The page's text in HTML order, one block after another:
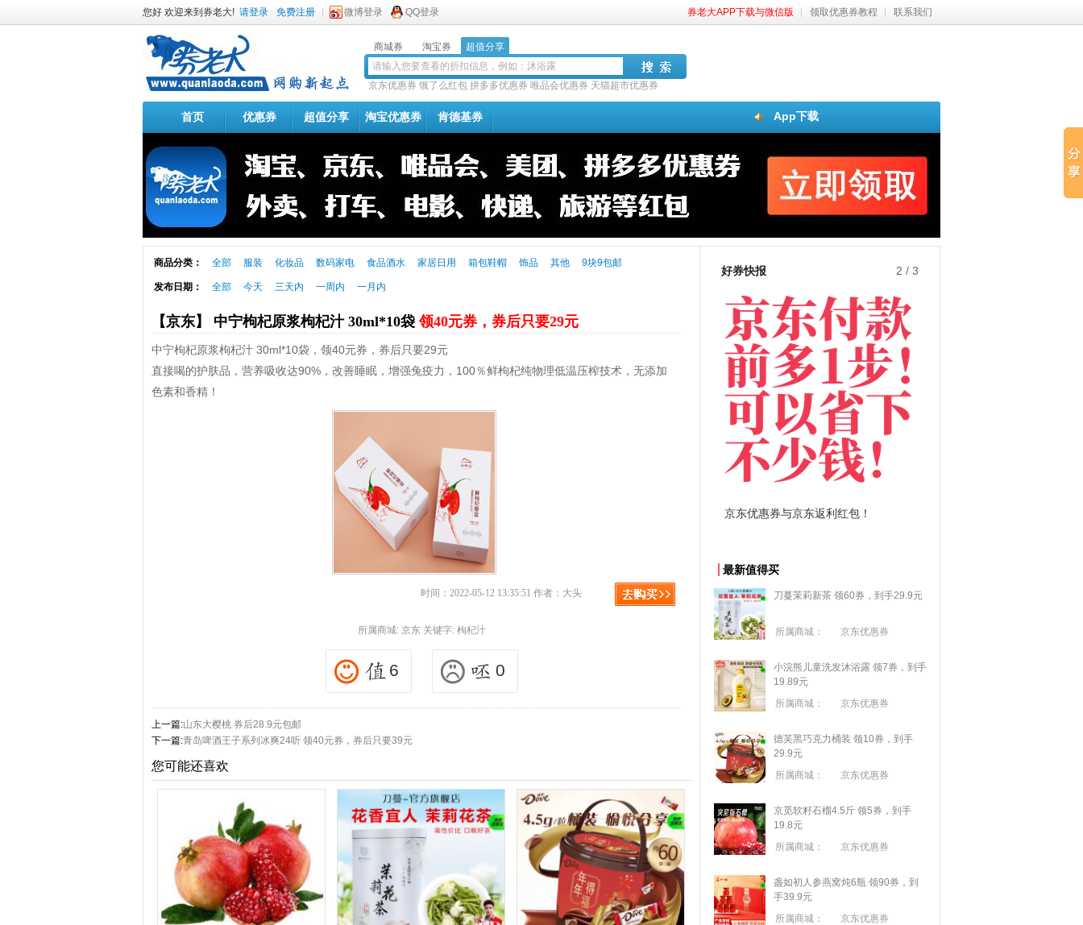
您好 欢迎来到券老大! 请登录 免费注册 微博登录 QQ登录 券老大APP下载与微信版 领取优惠券教程 联系我们
商城券 淘宝券 超值分享
京东优惠券 饿了么红包 拼多多优惠券 唯品会优惠券 天猫超市优惠券
App下载
首页 优惠券 超值分享 淘宝优惠券 肯德基券
商品分类： 全部 服装 化妆品 数码家电 食品酒水 家居日用 箱包鞋帽 饰品 其他 9块9包邮
发布日期： 全部 今天 三天内 一周内 一月内
【京东】 中宁枸杞原浆枸杞汁 30ml*10袋领40元券，券后只要29元
中宁枸杞原浆枸杞汁 30ml*10袋，领40元券，券后只要29元
直接喝的护肤品，营养吸收达90%，改善睡眠，增强兔疫力，100％鲜枸杞纯物理低温压榨技术，无添加
色素和香精！
时间：2022-05-12 13:35:51 作者：大头
所属商城: 京东关键字: 枸杞汁
6 0
上一篇:山东大樱桃 券后28.9元包邮
下一篇:青岛啤酒王子系列冰爽24听 领40元券，券后只要39元
您可能还喜欢
好券快报 3 / 3
拼多多优惠券+拼多多返利
最新值得买
刀蔓茉莉新茶 领60券，到手29.9元
所属商城： 京东优惠券
小浣熊儿童洗发沐浴露 领7券，到手
19.89元
所属商城：
京东优惠券
德芙黑巧克力桶装 领10券，到手
29.9元
所属商城：
京东优惠券
京觅软籽石榴4.5斤 领5券，到手
19.8元
所属商城：
京东优惠券
盏如初人参燕窝炖6瓶 领90券，到
手39.9元
所属商城：
京东优惠券